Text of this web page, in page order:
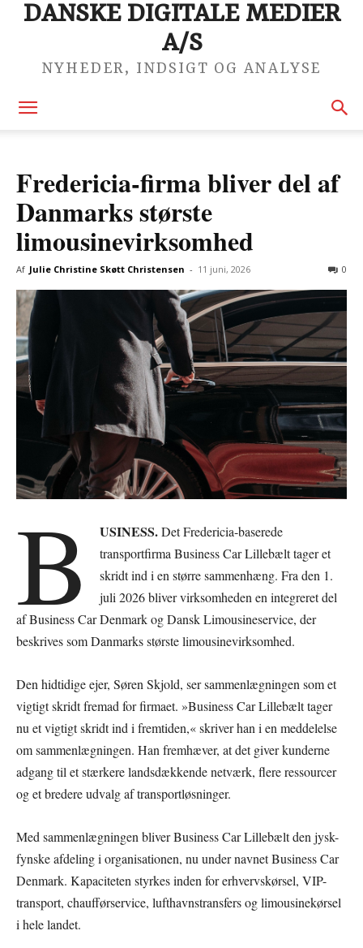
DANSKE DIGITALE MEDIER
A/S
NYHEDER, INDSIGT OG ANALYSE
Fredericia-firma bliver del af
Danmarks største
limousinevirksomhed
Af Julie Christine Skøtt Christensen - 11 juni, 2026 0
B USINESS.Det Fredericia-baserede
transportfirma Business Car Lillebælt tager et
skridt ind i en større sammenhæng. Fra den 1.
juli 2026 bliver virksomheden en integreret del
af Business Car Denmark og Dansk Limousineservice, der
beskrives som Danmarks største limousinevirksomhed.
Den hidtidige ejer, Søren Skjold, ser sammenlægningen som et
vigtigt skridt fremad for firmaet. »Business Car Lillebælt tager
nu et vigtigt skridt ind i fremtiden,« skriver han i en meddelelse
om sammenlægningen. Han fremhæver, at det giver kunderne
adgang til et stærkere landsdækkende netværk, flere ressourcer
og et bredere udvalg af transportløsninger.
Med sammenlægningen bliver Business Car Lillebælt den jysk-
fynske afdeling i organisationen, nu under navnet Business Car
Denmark. Kapaciteten styrkes inden for erhvervskørsel, VIP-
transport, chaufførservice, lufthavnstransfers og limousinekørsel
i hele landet.